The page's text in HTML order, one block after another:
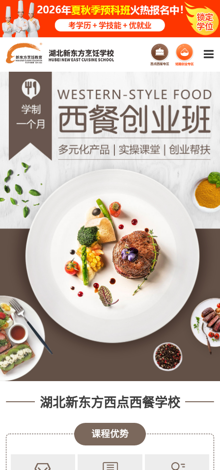
湖北新东方西点西餐学校
课程优势